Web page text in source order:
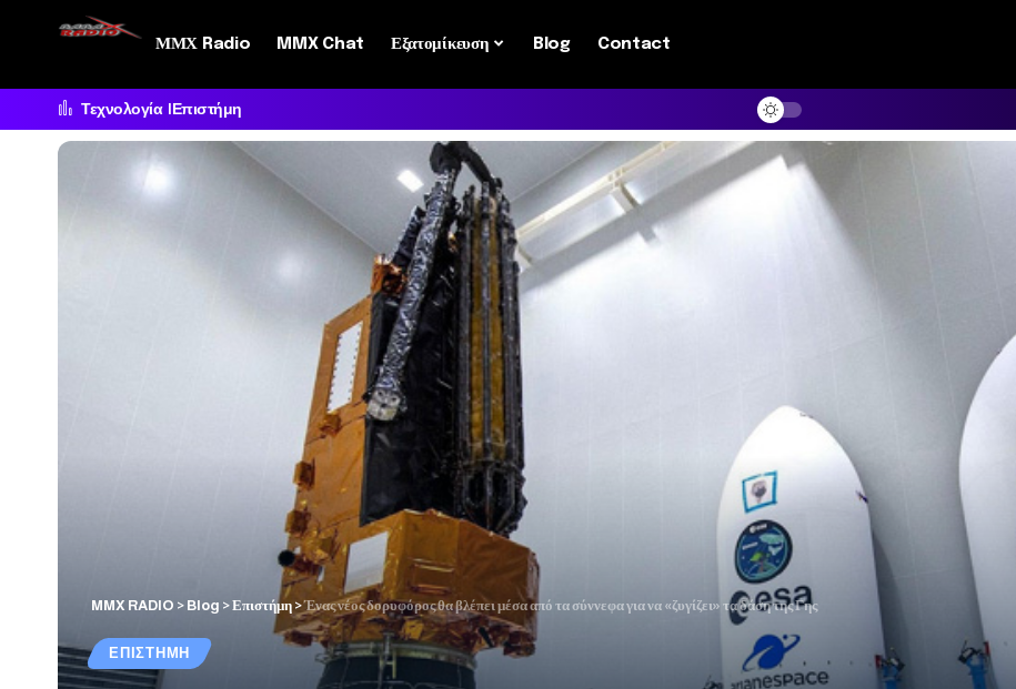
ΜΜΧ Radio MMX Chat Εξατομίκευση Blog Contact
Τεχνολογία Επιστήμη
MMX RADIO > Blog >Επιστήμη >Ένας νέος δορυφόρος θα βλέπει μέσα από τα σύννεφα για να «ζυγίζει» τα δάση της Γης
ΕΠΙΣΤΉΜΗ